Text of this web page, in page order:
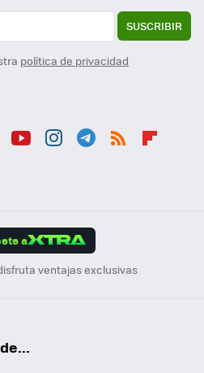
SUSCRIBIR
política de privacidad
a
ventajas exclusivas